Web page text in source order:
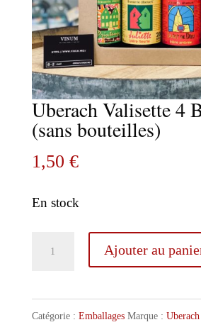
Uberach Valisette 4
(sans bouteilles)
1,50 €
En stock
quantité
Valisette
Ajouter au
Catégorie : Emballages Marque : Uberach